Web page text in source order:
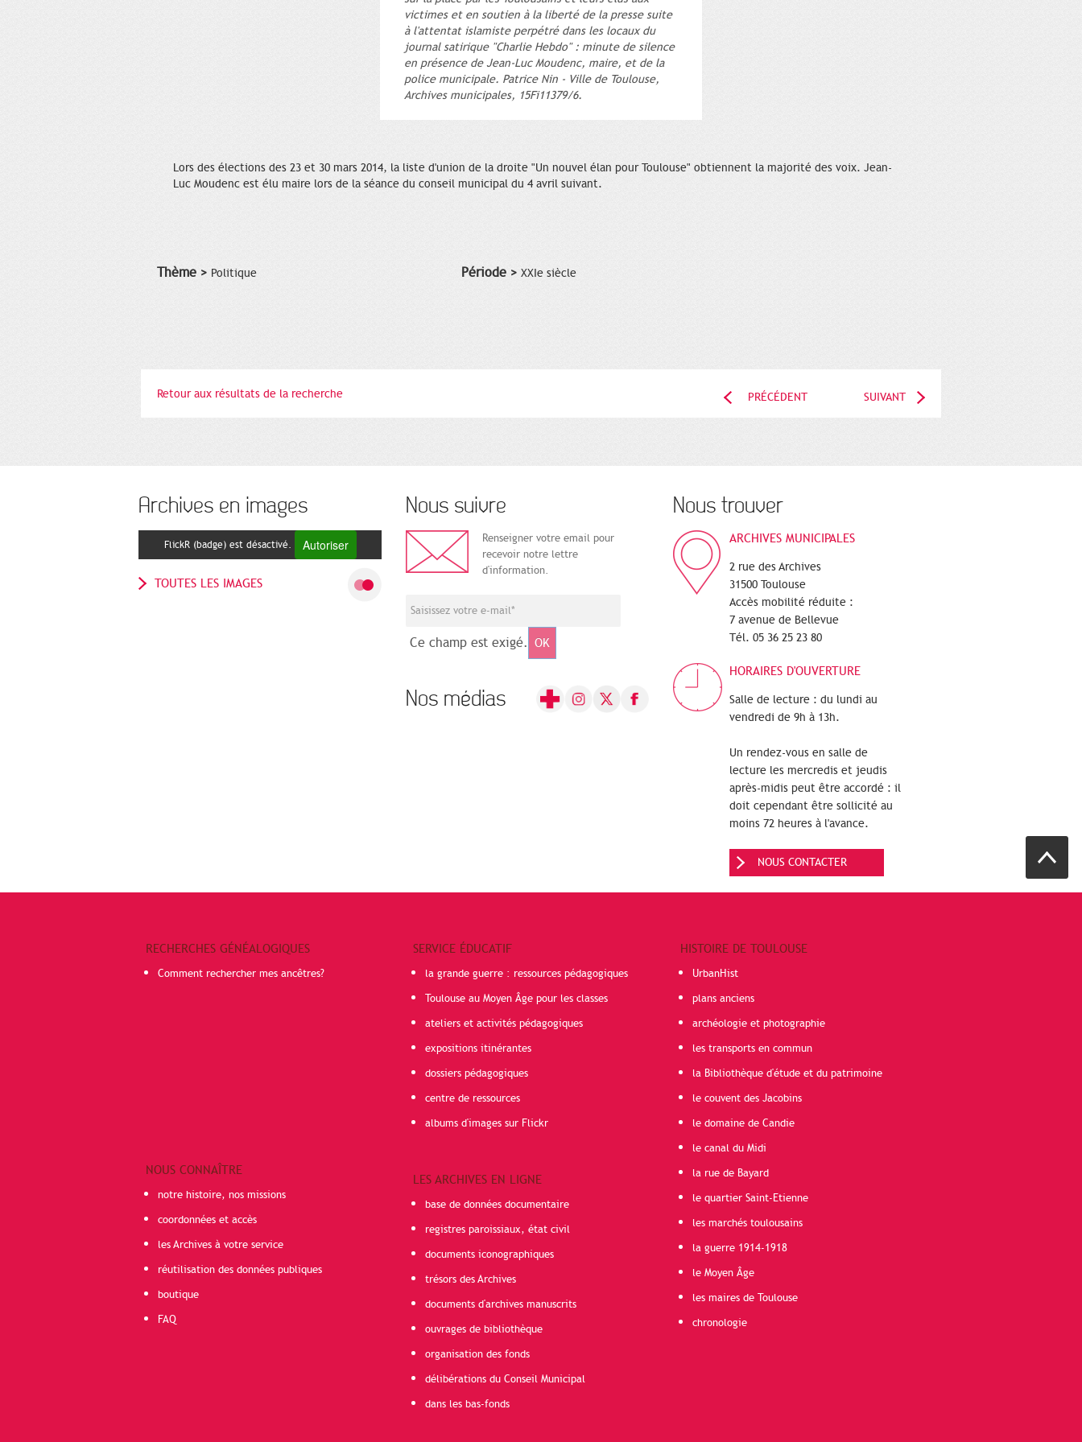
victimes et en soutien à la liberté de la presse suite
à l'attentat islamiste perpétré dans les locaux du
journal satirique "Charlie Hebdo" : minute de silence
en présence de Jean-Luc Moudenc, maire, et de la
police municipale. Patrice Nin - Ville de Toulouse,
Archives municipales, 15Fi11379/6.
Lors des élections des 23 et 30 mars 2014, la liste d'union de la droite "Un nouvel élan pour Toulouse" obtiennent la majorité des voix. Jean-
Luc Moudenc est élu maire lors de la séance du conseil municipal du 4 avril suivant.
Thème > Politique Période > XXIe siècle
Retour aux résultats de la recherche PRÉCÉDENT SUIVANT
Archives en images
FlickR (badge) est désactivé. Autoriser
TOUTES LES IMAGES
Nous suivre
Renseigner votre email pour
recevoir notre lettre
d'information.
Ce champ est exigé. OK
Nos médias
Nous trouver
ARCHIVES MUNICIPALES
2 rue des Archives
31500 Toulouse
Accès mobilité réduite :
7 avenue de Bellevue
Tél. 05 36 25 23 80
HORAIRES D'OUVERTURE
Salle de lecture : du lundi au
vendredi de 9h à 13h.
Un rendez-vous en salle de
lecture les mercredis et jeudis
après-midis peut être accordé : il
doit cependant être sollicité au
moins 72 heures à l'avance.
NOUS CONTACTER
RECHERCHES GÉNÉALOGIQUES
Comment rechercher mes ancêtres?
NOUS CONNAÎTRE
notre histoire, nos missions
coordonnées et accès
les Archives à votre service
réutilisation des données publiques
boutique
FAQ
SERVICE ÉDUCATIF
la grande guerre : ressources pédagogiques
Toulouse au Moyen Âge pour les classes
ateliers et activités pédagogiques
expositions itinérantes
dossiers pédagogiques
centre de ressources
albums d'images sur Flickr
LES ARCHIVES EN LIGNE
base de données documentaire
registres paroissiaux, état civil
documents iconographiques
trésors des Archives
documents d'archives manuscrits
ouvrages de bibliothèque
organisation des fonds
délibérations du Conseil Municipal
dans les bas-fonds
HISTOIRE DE TOULOUSE
UrbanHist
plans anciens
archéologie et photographie
les transports en commun
la Bibliothèque d'étude et du patrimoine
le couvent des Jacobins
le domaine de Candie
le canal du Midi
la rue de Bayard
le quartier Saint-Etienne
les marchés toulousains
la guerre 1914-1918
le Moyen Âge
les maires de Toulouse
chronologie